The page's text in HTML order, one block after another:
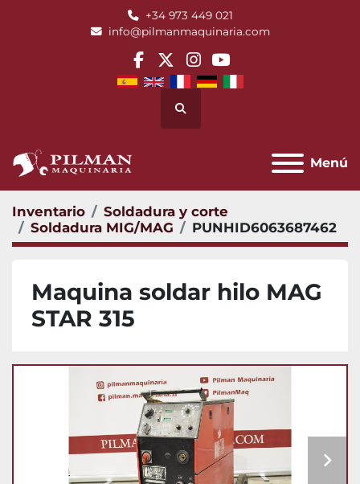
+34 973 449 021
info@pilmanmaquinaria.com
facebook
twitterinstagram
youtube
Buscar
Menú
Inventario
Soldadura y corte
Soldadura MIG/MAG
PUNHID6063687462
Maquina soldar hilo MAG
STAR 315